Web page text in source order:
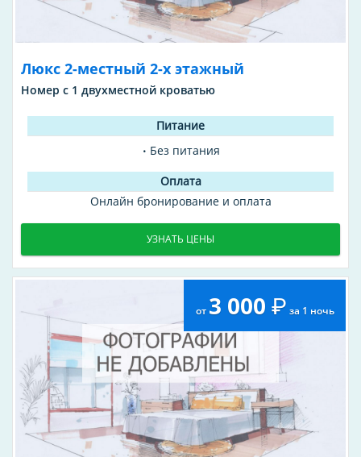
Люкс 2-местный 2-х этажный
Номер с 1 двухместной кроватью
Без питания
Онлайн бронирование и оплата
УЗНАТЬ ЦЕНЫ
от 3 000 за 1 ночь